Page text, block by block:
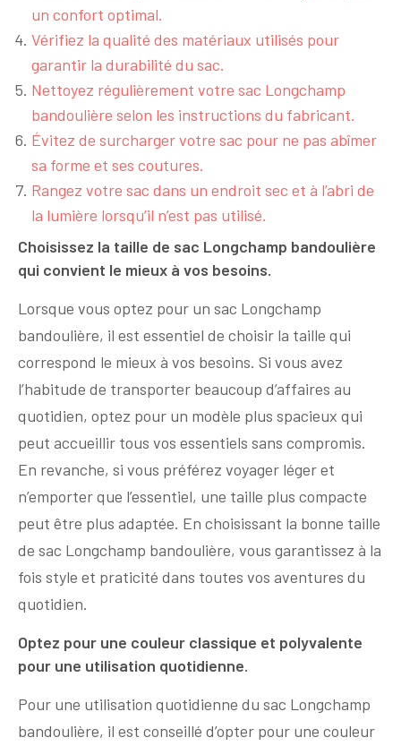
un confort optimal.
Vérifiez la qualité des matériaux utilisés pour
garantir la durabilité du sac.
Nettoyez régulièrement votre sac Longchamp
bandoulière selon les instructions du fabricant.
Évitez de surcharger votre sac pour ne pas abîmer
sa forme et ses coutures.
Rangez votre sac dans un endroit sec et à l’abri de
la lumière lorsqu’il n’est pas utilisé.
Choisissez la taille de sac Longchamp bandoulière
qui convient le mieux à vos besoins.
Lorsque vous optez pour un sac Longchamp
bandoulière, il est essentiel de choisir la taille qui
correspond le mieux à vos besoins. Si vous avez
l’habitude de transporter beaucoup d’affaires au
quotidien, optez pour un modèle plus spacieux qui
peut accueillir tous vos essentiels sans compromis.
En revanche, si vous préférez voyager léger et
n’emporter que l’essentiel, une taille plus compacte
peut être plus adaptée. En choisissant la bonne taille
de sac Longchamp bandoulière, vous garantissez à la
fois style et praticité dans toutes vos aventures du
quotidien.
Optez pour une couleur classique et polyvalente
pour une utilisation quotidienne.
Pour une utilisation quotidienne du sac Longchamp
bandoulière, il est conseillé d’opter pour une couleur